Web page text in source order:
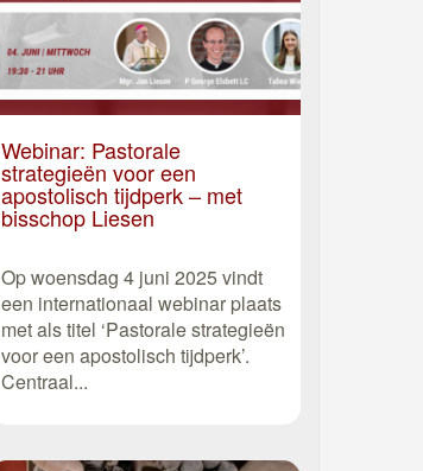
Webinar: Pastorale
strategieën voor een
apostolisch tijdperk – met
bisschop Liesen
Op woensdag 4 juni 2025 vindt
een internationaal webinar plaats
met als titel ‘Pastorale strategieën
voor een apostolisch tijdperk’.
Centraal...